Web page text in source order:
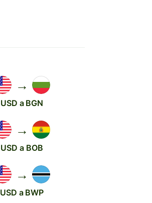
→
USD a BGN
→
USD a BOB
→
USD a BWP